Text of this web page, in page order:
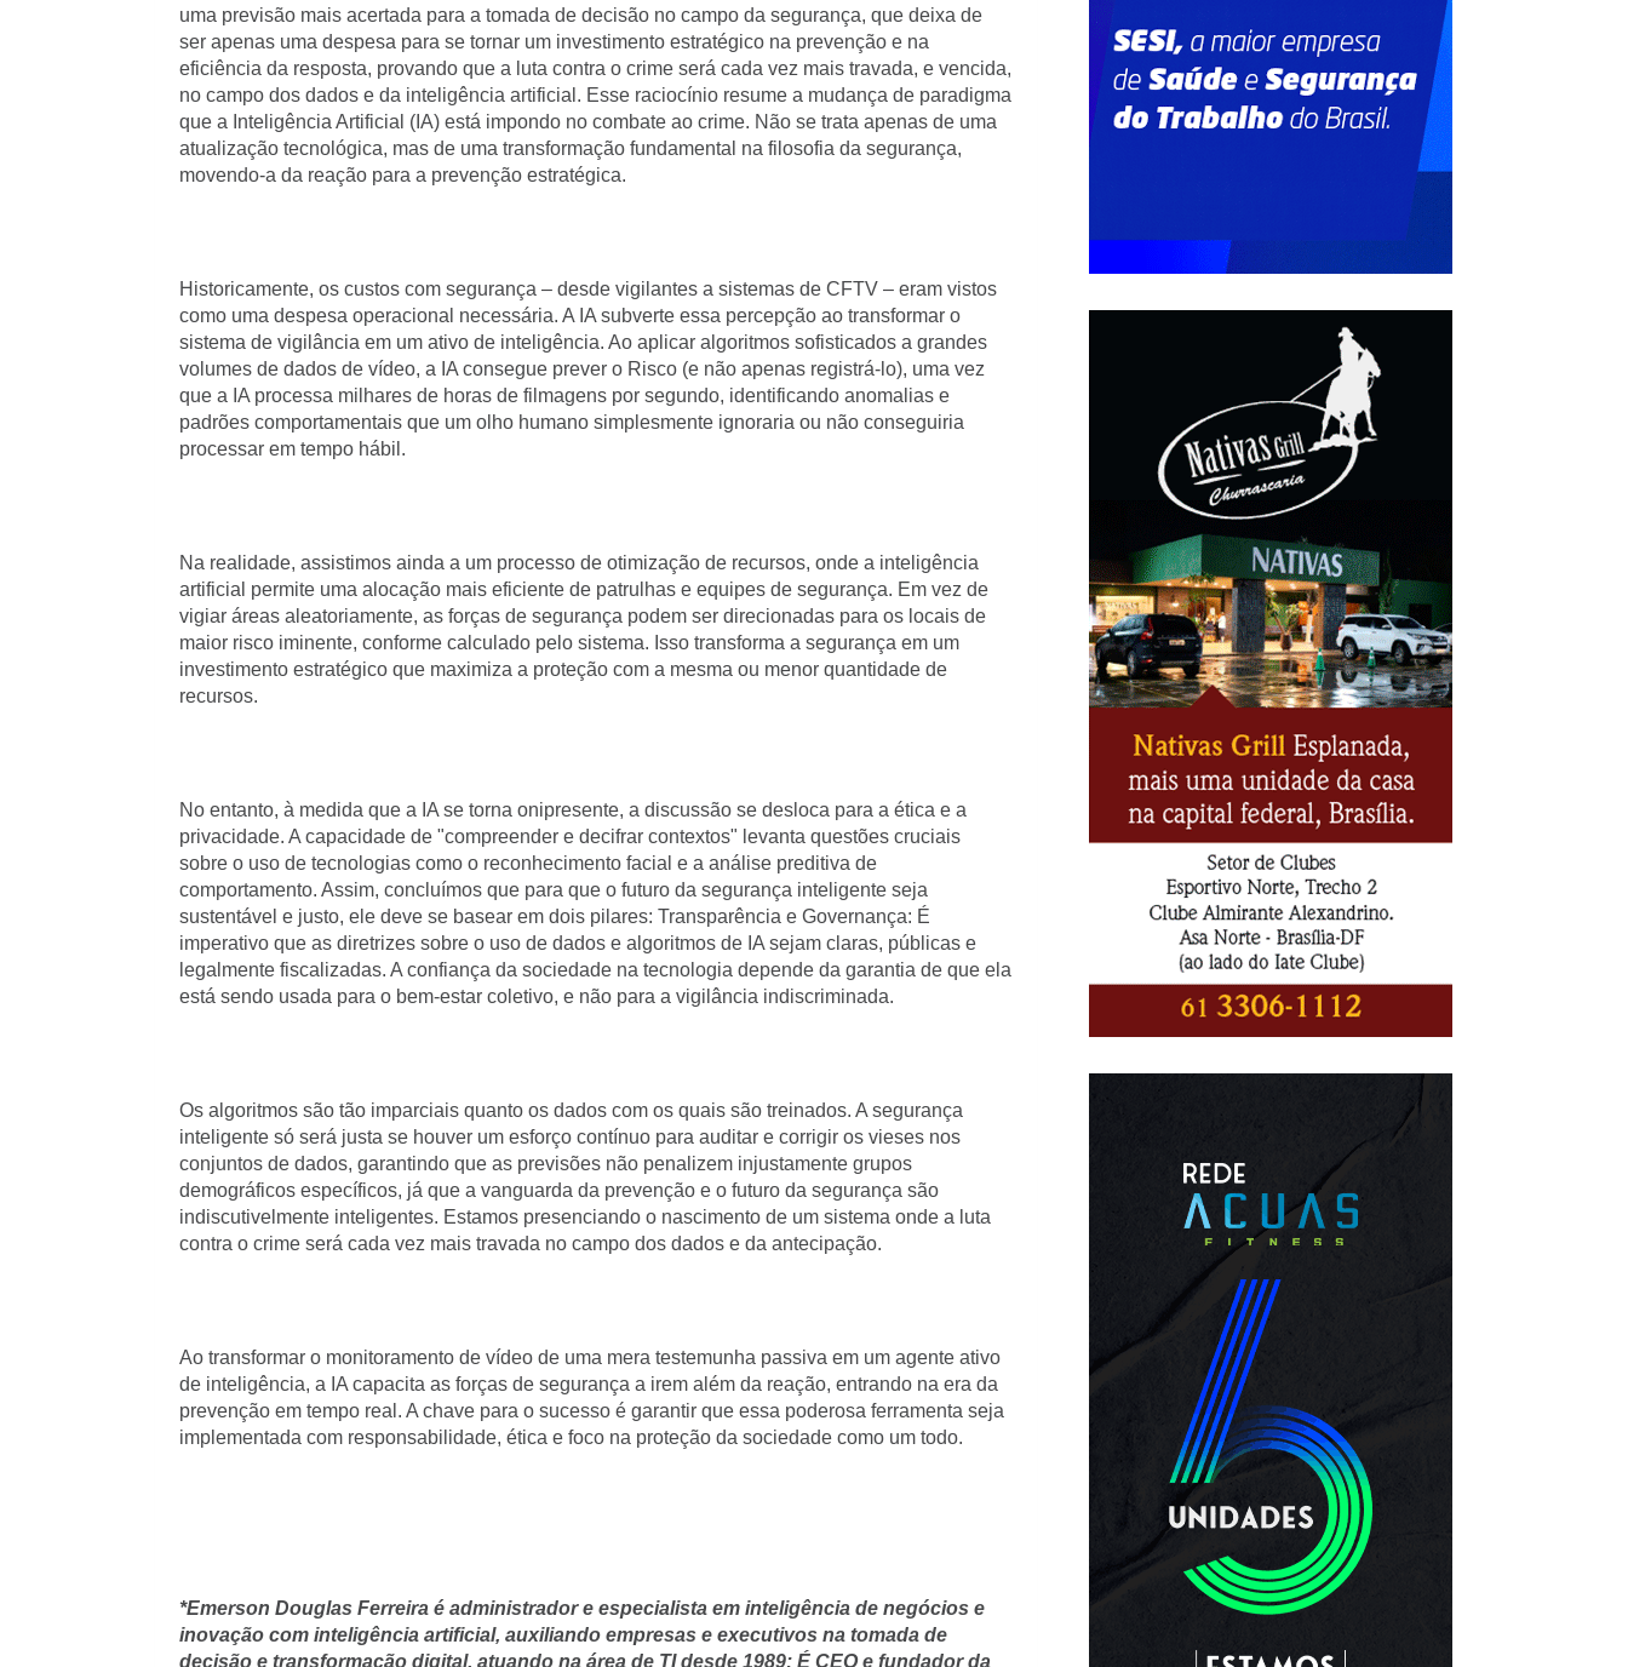
uma previsão mais acertada para a tomada de decisão no campo da segurança, que deixa de
ser apenas uma despesa para se tornar um investimento estratégico na prevenção e na
eficiência da resposta, provando que a luta contra o crime será cada vez mais travada, e vencida,
no campo dos dados e da inteligência artificial. Esse raciocínio resume a mudança de paradigma
que a Inteligência Artificial (IA) está impondo no combate ao crime. Não se trata apenas de uma
atualização tecnológica, mas de uma transformação fundamental na filosofia da segurança,
movendo-a da reação para a prevenção estratégica.
Historicamente, os custos com segurança – desde vigilantes a sistemas de CFTV – eram vistos
como uma despesa operacional necessária. A IA subverte essa percepção ao transformar o
sistema de vigilância em um ativo de inteligência. Ao aplicar algoritmos sofisticados a grandes
volumes de dados de vídeo, a IA consegue prever o Risco (e não apenas registrá-lo), uma vez
que a IA processa milhares de horas de filmagens por segundo, identificando anomalias e
padrões comportamentais que um olho humano simplesmente ignoraria ou não conseguiria
processar em tempo hábil.
Na realidade, assistimos ainda a um processo de otimização de recursos, onde a inteligência
artificial permite uma alocação mais eficiente de patrulhas e equipes de segurança. Em vez de
vigiar áreas aleatoriamente, as forças de segurança podem ser direcionadas para os locais de
maior risco iminente, conforme calculado pelo sistema. Isso transforma a segurança em um
investimento estratégico que maximiza a proteção com a mesma ou menor quantidade de
recursos.
No entanto, à medida que a IA se torna onipresente, a discussão se desloca para a ética e a
privacidade. A capacidade de "compreender e decifrar contextos" levanta questões cruciais
sobre o uso de tecnologias como o reconhecimento facial e a análise preditiva de
comportamento. Assim, concluímos que para que o futuro da segurança inteligente seja
sustentável e justo, ele deve se basear em dois pilares: Transparência e Governança: É
imperativo que as diretrizes sobre o uso de dados e algoritmos de IA sejam claras, públicas e
legalmente fiscalizadas. A confiança da sociedade na tecnologia depende da garantia de que ela
está sendo usada para o bem-estar coletivo, e não para a vigilância indiscriminada.
Os algoritmos são tão imparciais quanto os dados com os quais são treinados. A segurança
inteligente só será justa se houver um esforço contínuo para auditar e corrigir os vieses nos
conjuntos de dados, garantindo que as previsões não penalizem injustamente grupos
demográficos específicos, já que a vanguarda da prevenção e o futuro da segurança são
indiscutivelmente inteligentes. Estamos presenciando o nascimento de um sistema onde a luta
contra o crime será cada vez mais travada no campo dos dados e da antecipação.
Ao transformar o monitoramento de vídeo de uma mera testemunha passiva em um agente ativo
de inteligência, a IA capacita as forças de segurança a irem além da reação, entrando na era da
prevenção em tempo real. A chave para o sucesso é garantir que essa poderosa ferramenta seja
implementada com responsabilidade, ética e foco na proteção da sociedade como um todo.
*Emerson Douglas Ferreira é administrador e especialista em inteligência de negócios e
inovação com inteligência artificial, auxiliando empresas e executivos na tomada de
decisão e transformação digital, atuando na área de TI desde 1989; É CEO e fundador da